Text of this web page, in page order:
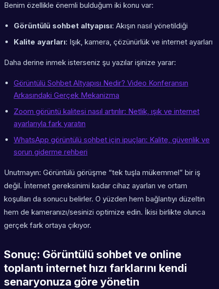
Benim özellikle önemli bulduğum iki konu var:
Görüntülü sohbet altyapısı: Akışın nasıl yönetildiği
Kalite ayarları: Işık, kamera, çözünürlük ve internet ayarları
Daha derine inmek isterseniz şu yazılar işinize yarar:
Görüntülü Sohbet Altyapısı Nedir? Video Konferansın
Arkasındaki Gerçek Mekanizma
Zoom görüntü kalitesi nasıl artırılır: Netlik, ışık ve internet
ayarlarıyla fark yaratın
WhatsApp görüntülü sohbet için ipuçları: Kalite, güvenlik ve
sorun giderme rehberi
Unutmayın: Görüntülü görüşme “tek tuşla mükemmel” bir iş
değil. İnternet gereksinimi kadar cihaz ayarları ve ortam
koşulları da sonucu belirler. O yüzden hem bağlantıyı düzeltin
hem de kameranızı/sesinizi optimize edin. İkisi birlikte olunca
gerçek fark ortaya çıkıyor.
Sonuç: Görüntülü sohbet ve online
toplantı internet hızı farklarını kendi
senaryonuza göre yönetin